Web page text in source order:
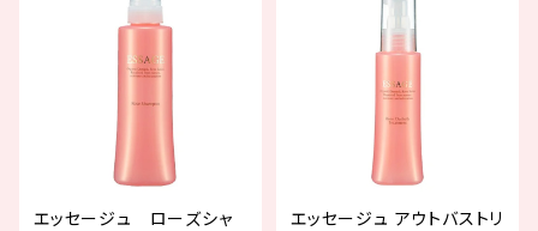
エッセージュ ローズシャ
エッセージュ アウトバストリ